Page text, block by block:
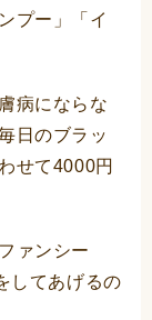
プー」「イ
病にならな
日のブラッ
せて4000円
ァンシー
してあげるの